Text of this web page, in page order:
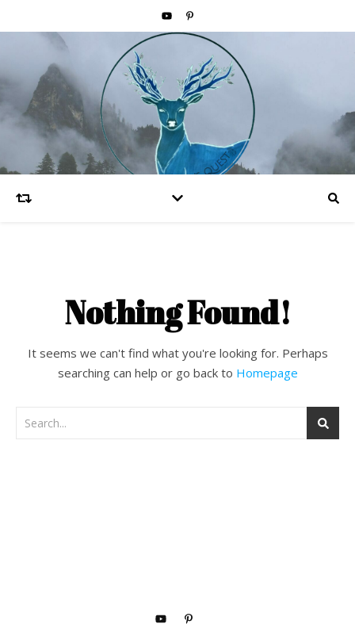
Nothing Found!
It seems we can't find what you're looking for. Perhaps
searching can help or go back to Homepage